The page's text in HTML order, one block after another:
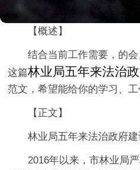
【概述】
结合当前工作需要，的会
这篇林业局五年来法治
范文，希望能给你的学习、工
【正文】
林业局五年来法治政府
2016年以来，市林业局